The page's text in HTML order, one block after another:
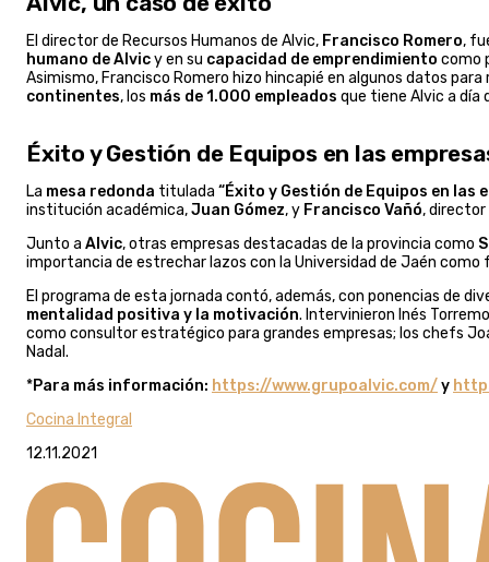
El director de Recursos Humanos de Alvic, Francisco Romero,
humano de Alvicy en su capacidad de emprendimiento como
Asimismo, Francisco Romero hizo hincapié en algunos datos
continentes, los más de 1.000 empleados que tiene Alvic a día
Éxito y Gestión de Equipos en las
La mesa redonda titulada “Éxito y Gestión de Equipos en las
institución académica,Juan Gómez, y Francisco Vañó, director
Junto a Alvic, otras empresas destacadas de la provincia como
importancia de estrechar lazos con la Universidad de Jaén
El programa de esta jornada contó, además, con ponencias de
mentalidad positiva y la motivación. Intervinieron Inés
como consultor estratégico para grandes empresas; los chefs
Nadal.
*Para más información: https://www.grupoalvic.com/y
Cocina Integral
12.11.2021